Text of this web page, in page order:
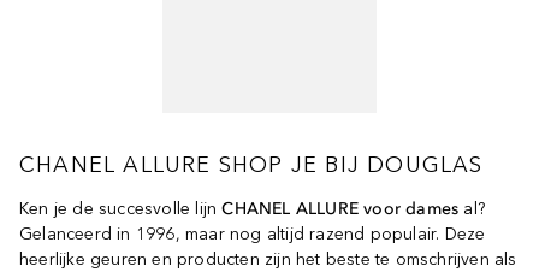
CHANEL ALLURE SHOP JE BIJ DOUGLAS
Ken je de succesvolle lijnCHANEL ALLURE voor dames al?
Gelanceerd in 1996, maar nog altijd razend populair. Deze
heerlijke geuren en producten zijn het beste te omschrijven als